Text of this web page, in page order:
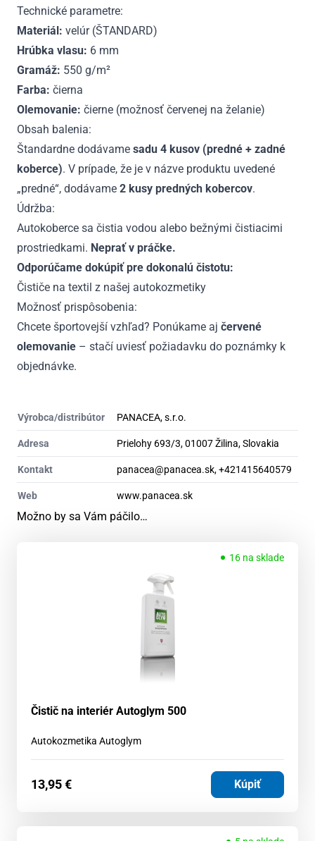
Technické parametre:
Materiál: velúr (ŠTANDARD)
Hrúbka vlasu: 6 mm
Gramáž: 550 g/m²
Farba: čierna
Olemovanie: čierne (možnosť červenej na želanie)
Obsah balenia:
Štandardne dodávame sadu 4 kusov (predné + zadné
koberce). V prípade, že je v názve produktu uvedené
„predné“, dodávame 2 kusy predných kobercov.
Údržba:
Autokoberce sa čistia vodou alebo bežnými čistiacimi
prostriedkami. Neprať v práčke.
Odporúčame dokúpiť pre dokonalú čistotu:
Čističe na textil z našej autokozmetiky
Možnosť prispôsobenia:
Chcete športovejší vzhľad? Ponúkame aj červené
olemovanie – stačí uviesť požiadavku do poznámky k
objednávke.
Výrobca/distribútor PANACEA, s.r.o.
Adresa Prielohy 693/3, 01007 Žilina, Slovakia
Kontakt panacea@panacea.sk, +421415640579
Web www.panacea.sk
Možno by sa Vám páčilo…
16 na sklade
Čistič na interiér Autoglym 500
Autokozmetika Autoglym
13,95€ Kúpiť